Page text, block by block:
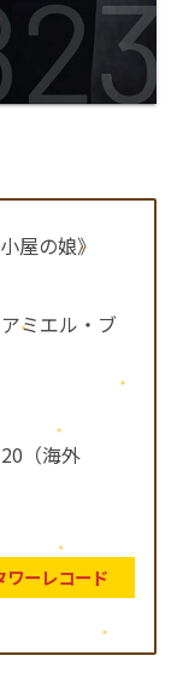
屋の娘》
ミエル・ブ
（海外
ワーレコード